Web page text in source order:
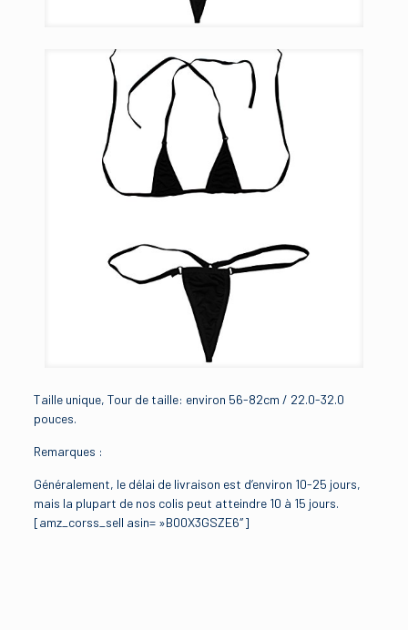
Taille unique, Tour de taille: environ 56-82cm / 22.0-32.0
pouces.
Remarques :
Généralement, le délai de livraison est d’environ 10-25 jours,
mais la plupart de nos colis peut atteindre 10 à 15 jours.
[amz_corss_sell asin= »B00X3GSZE6″]